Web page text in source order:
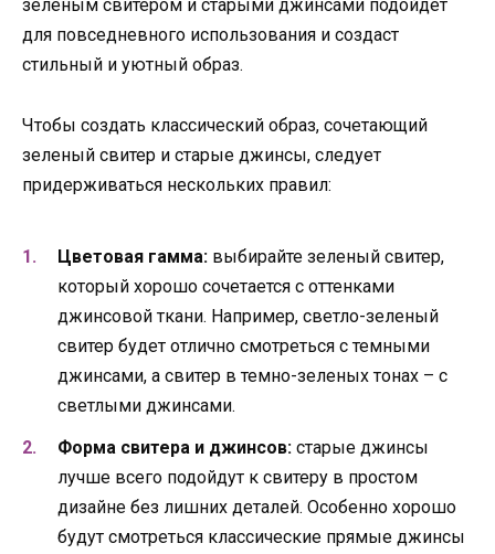
зеленым свитером и старыми джинсами подойдет
для повседневного использования и создаст
стильный и уютный образ.
Чтобы создать классический образ, сочетающий
зеленый свитер и старые джинсы, следует
придерживаться нескольких правил:
Цветовая гамма: выбирайте зеленый свитер,
который хорошо сочетается с оттенками
джинсовой ткани. Например, светло-зеленый
свитер будет отлично смотреться с темными
джинсами, а свитер в темно-зеленых тонах – с
светлыми джинсами.
Форма свитера и джинсов: старые джинсы
лучше всего подойдут к свитеру в простом
дизайне без лишних деталей. Особенно хорошо
будут смотреться классические прямые джинсы